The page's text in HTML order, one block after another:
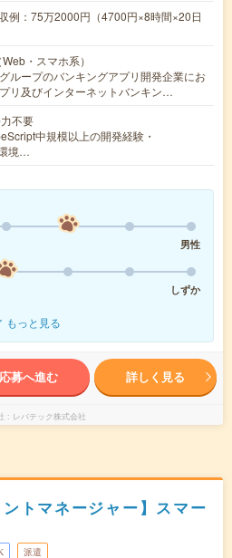
：75万2000円（4700円×8時間×20日
・スマホ系）
ループのバンキングアプリ開発企業にお
リ及びインターネットバンキン…
不要
中規模以上の開発経験・
境…
男性
しずか
もっと見る
応募へ進む 詳しく見る
レバテック株式会社
トマネージャー】スマー
派遣